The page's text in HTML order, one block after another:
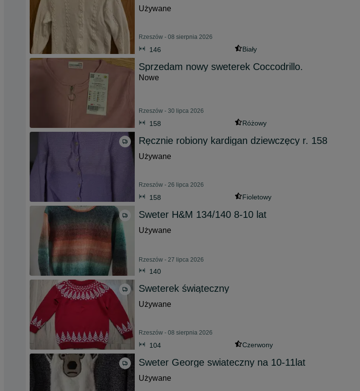
Używane
Rzeszów - 08 sierpnia 2026
146 Biały
Sprzedam nowy sweterek Coccodrillo.
Nowe
Rzeszów - 30 lipca 2026
158 Różowy
Ręcznie robiony kardigan dziewczęcy r. 158
Używane
Rzeszów - 26 lipca 2026
158 Fioletowy
Sweter H&M 134/140 8-10 lat
Używane
Rzeszów - 27 lipca 2026
140
Sweterek świąteczny
Używane
Rzeszów - 08 sierpnia 2026
104 Czerwony
Sweter George swiateczny na 10-11lat
Używane